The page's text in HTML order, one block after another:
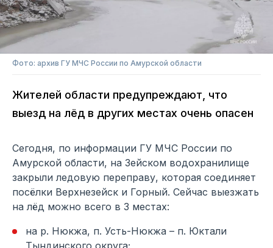
Фото: архив ГУ МЧС России по Амурской области
Жителей области предупреждают, что
выезд на лёд в других местах очень опасен
Сегодня, по информации ГУ МЧС России по
Амурской области, на Зейском водохранилище
закрыли ледовую переправу, которая соединяет
посёлки Верхнезейск и Горный. Сейчас выезжать
на лёд можно всего в 3 местах:
на р. Нюкжа, п. Усть-Нюкжа – п. Юктали
Тындинского округа;